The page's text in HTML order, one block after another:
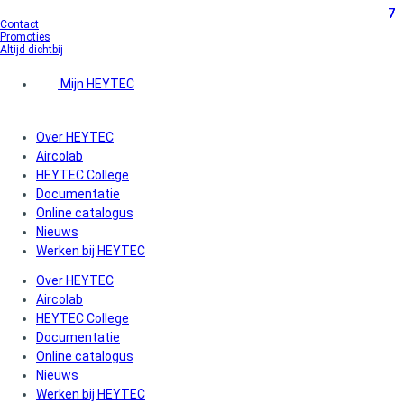
Ga
naar
de
Contact
Promoties
Altijd dichtbij
Mijn HEYTEC
Over HEYTEC
Aircolab
HEYTEC College
Documentatie
Online catalogus
Nieuws
Werken bij HEYTEC
7
Over HEYTEC
Aircolab
HEYTEC College
Documentatie
Online catalogus
Nieuws
Werken bij HEYTEC
7
7